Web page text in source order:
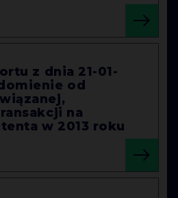
z dnia 21-01-
od
na
w 2013 roku